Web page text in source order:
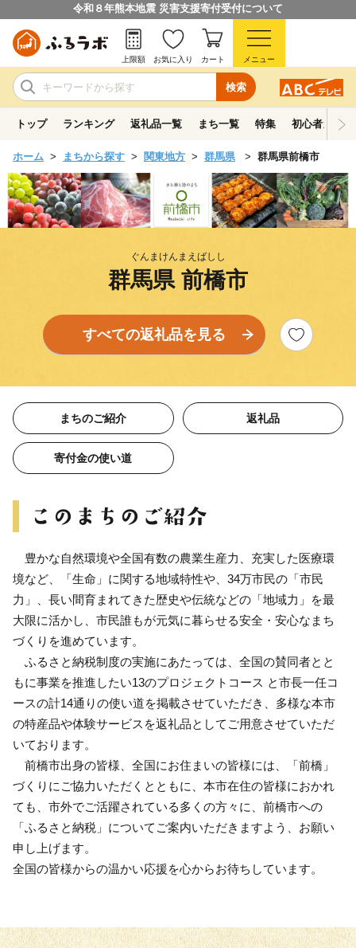
令和８年熊本地震 災害支援寄付受付について
検索
上限額 お気に入り カート メニュー
トップ ランキング 返礼品一覧 まち一覧 特集 初心者ガイド
ホーム まちから探す 関東地方 群馬県 群馬県前橋市
ぐんまけんまえばしし
群馬県 前橋市
すべての返礼品を見る
まちのご紹介 返礼品
寄付金の使い道
豊かな自然環境や全国有数の農業生産力、充実した医療環
境など、「生命」に関する地域特性や、34万市民の「市民
力」、長い間育まれてきた歴史や伝統などの「地域力」を最
大限に活かし、市民誰もが元気に暮らせる安全・安心なまち
づくりを進めています。
ふるさと納税制度の実施にあたっては、全国の賛同者とと
もに事業を推進したい13のプロジェクトコース と市長一任コ
ースの計14通りの使い道を掲載させていただき、多様な本市
の特産品や体験サービスを返礼品としてご用意させていただ
いております。
前橋市出身の皆様、全国にお住まいの皆様には、「前橋」
づくりにご協力いただくとともに、本市在住の皆様におかれ
ても、市外でご活躍されている多くの方々に、前橋市への
「ふるさと納税」についてご案内いただきますよう、お願い
申し上げます。
全国の皆様からの温かい応援を心からお待ちしています。